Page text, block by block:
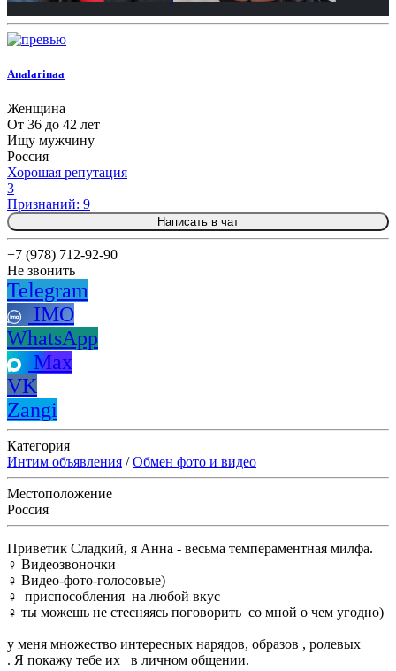
Analarinaa
Женщина
От 36 до 42 лет
Ищу мужчину
Россия
Хорошая репутация
3
Признаний: 9
Написать в чат
+7 (978) 712-92-90
Не звонить
Telegram
IMO
WhatsApp
Max
VK
Zangi
Категория
Интим объявления /Обмен фото и видео
Местоположение
Россия
Приветик Сладкий, я Анна - весьма темпераментная милфа.
♀️ Видеозвоночки
♀️ Видео-фото-голосовые)
♀️ приспособления на любой вкус
♀️ ты можешь не стесняясь поговорить со мной о чем угодно)
у меня множество интересных нарядов, образов , ролевых
. Я покажу тебе их в личном общении.